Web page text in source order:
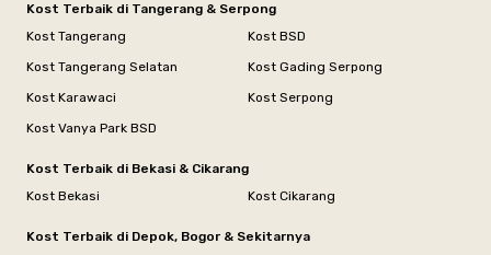
Kost Terbaik di Tangerang & Serpong
Kost Tangerang
Kost BSD
Kost Tangerang Selatan
Kost Gading Serpong
Kost Karawaci
Kost Serpong
Kost Vanya Park BSD
Kost Terbaik di Bekasi & Cikarang
Kost Bekasi
Kost Cikarang
Kost Terbaik di Depok, Bogor & Sekitarnya